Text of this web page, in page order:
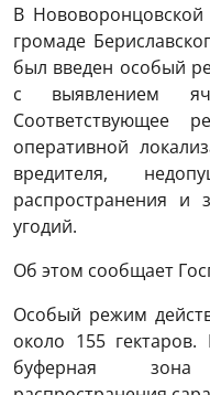
В Нововоронцовской
громаде
был введен особый
с выявлением
Соответствующее
оперативной
вредителя,
распространения и
угодий.
Об этом сообщает
Особый режим
около 155 гектаров.
буферная